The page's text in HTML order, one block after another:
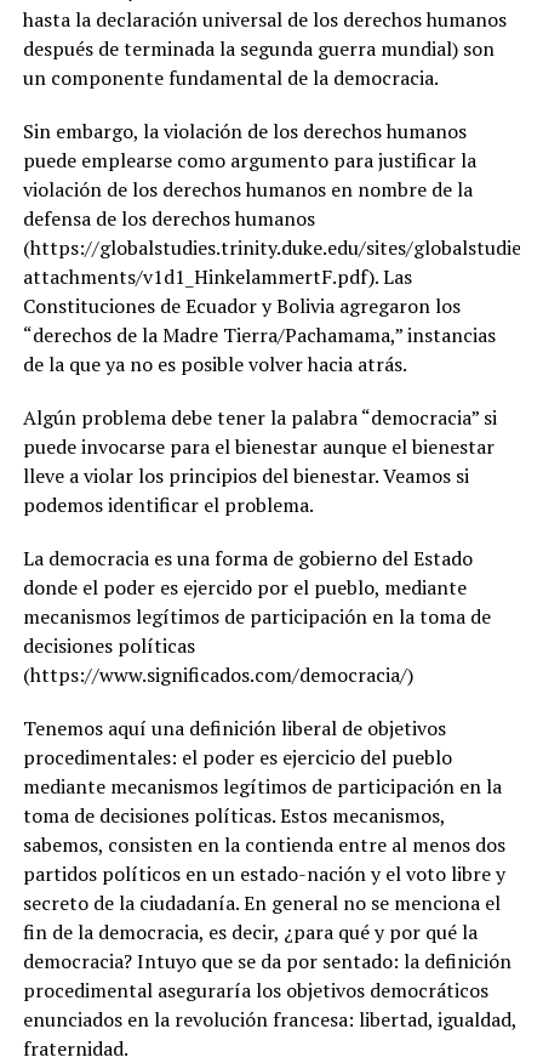
hasta la declaración universal de los derechos humanos
después de terminada la segunda guerra mundial) son
un componente fundamental de la democracia.
Sin embargo, la violación de los derechos humanos
puede emplearse como argumento para justificar la
violación de los derechos humanos en nombre de la
defensa de los derechos humanos
(https://globalstudies.trinity.duke.edu/sites/
attachments/v1d1_HinkelammertF.pdf). Las
Constituciones de Ecuador y Bolivia agregaron los
“derechos de la Madre Tierra/Pachamama,” instancias
de la que ya no es posible volver hacia atrás.
Algún problema debe tener la palabra “democracia” si
puede invocarse para el bienestar aunque el bienestar
lleve a violar los principios del bienestar. Veamos si
podemos identificar el problema.
La democracia es una forma de gobierno del Estado
donde el poder es ejercido por el pueblo, mediante
mecanismos legítimos de participación en la toma de
decisiones políticas
(https://www.significados.com/democracia/)
Tenemos aquí una definición liberal de objetivos
procedimentales: el poder es ejercicio del pueblo
mediante mecanismos legítimos de participación en la
toma de decisiones políticas. Estos mecanismos,
sabemos, consisten en la contienda entre al menos dos
partidos políticos en un estado-nación y el voto libre y
secreto de la ciudadanía. En general no se menciona el
fin de la democracia, es decir, ¿para qué y por qué la
democracia? Intuyo que se da por sentado: la definición
procedimental aseguraría los objetivos democráticos
enunciados en la revolución francesa: libertad, igualdad,
fraternidad.